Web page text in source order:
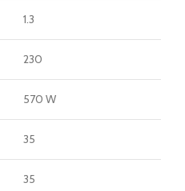
1.3
230
570 W
35
35